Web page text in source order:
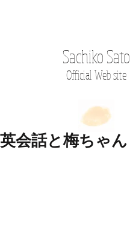
Sachiko Sato
Official Web site
英会話と梅ちゃん